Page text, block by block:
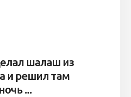
шалаш из
и решил там
...